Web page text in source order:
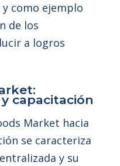
como ejemplo
de los
a logros
capacitación
Market hacia
se caracteriza
y su